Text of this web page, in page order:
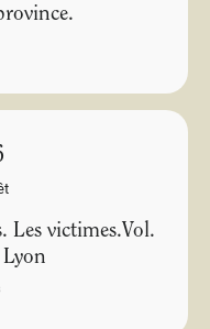
Les victimes.Vol.